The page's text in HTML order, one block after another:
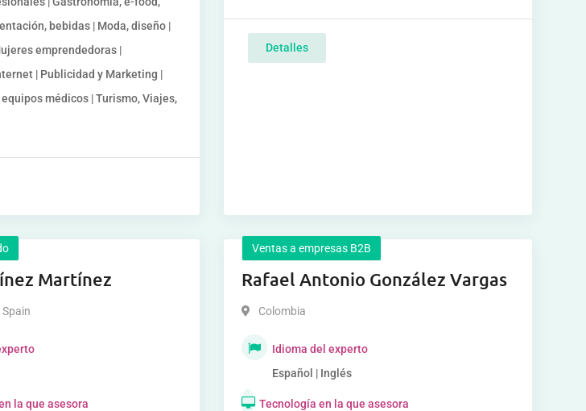
bebidas | Moda, diseño |
emprendedoras |
| Publicidad y Marketing |
médicos | Turismo, Viajes,
Detalles
Martínez
Spain
la que asesora
Ventas a empresas B2B
Rafael Antonio González Vargas
Colombia
Idioma del experto
Español | Inglés
Tecnología en la que asesora